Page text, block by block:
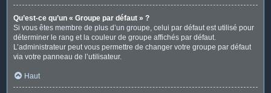
Qu’est-ce qu’un « Groupe par défaut » ?
Si vous êtes membre de plus d’un groupe, celui par défaut est utilisé pour
déterminer le rang et la couleur de groupe affichés par défaut.
L’administrateur peut vous permettre de changer votre groupe par défaut
via votre panneau de l’utilisateur.
Haut